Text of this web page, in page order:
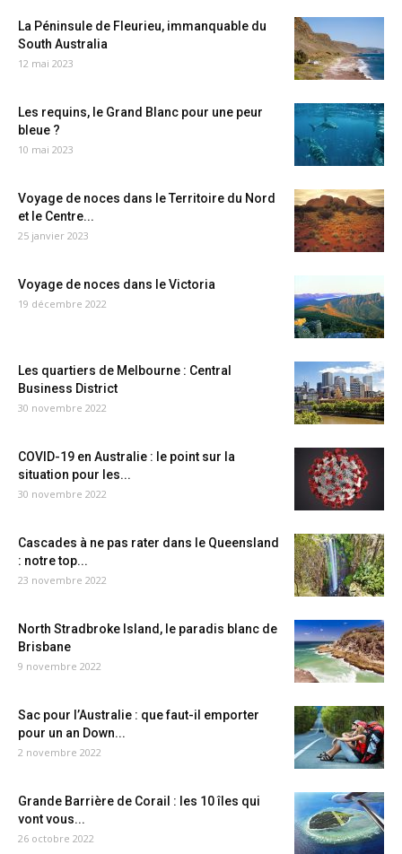
La Péninsule de Fleurieu, immanquable du
South Australia
12 mai 2023
Les requins, le Grand Blanc pour une peur
bleue ?
10 mai 2023
Voyage de noces dans le Territoire du Nord
et le Centre...
25 janvier 2023
Voyage de noces dans le Victoria
19 décembre 2022
Les quartiers de Melbourne : Central
Business District
30 novembre 2022
COVID-19 en Australie : le point sur la
situation pour les...
30 novembre 2022
Cascades à ne pas rater dans le Queensland
: notre top...
23 novembre 2022
North Stradbroke Island, le paradis blanc de
Brisbane
9 novembre 2022
Sac pour l’Australie : que faut-il emporter
pour un an Down...
2 novembre 2022
Grande Barrière de Corail : les 10 îles qui
vont vous...
26 octobre 2022